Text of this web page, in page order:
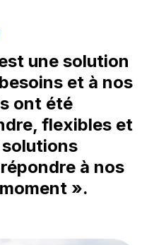
une solution
et à nos
ont été
flexibles et
à nos
».